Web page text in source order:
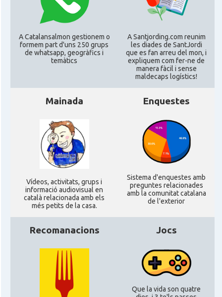
CAMON CATALANS A GUILDFORD
CAMON Catalans a HEREFORD
Catalans a Ipswich
CAMON Catalans a KETTERING
CAMON Catalans a Leeds - Uk
CAMON Catalans a LEICESTER
CAMON Catalans a Lincoln
CAMON Catalans a LIVERPOOL
CAMON CATALANS A LONDON - Londres
CAMON CATALANS A MANCHESTER
A Catalansalmon gestionem o
formem part d'uns 250 grups
de whatsapp, geogràfics i
temàtics
A Santjording.com reunim
les diades de SantJordi
que es fan arreu del mon, i
expliquem com fer-ne de
manera fàcil i sense
maldecaps logí­stics!
Mainada
Ví­deos, activitats, grups i
informació audiovisual en
català relacionada amb els
més petits de la casa.
Enquestes
Sistema d'enquestes amb
preguntes relacionades
amb la comunitat catalana
de l'exterior
Recomanacions Jocs
Que la vida son quatre